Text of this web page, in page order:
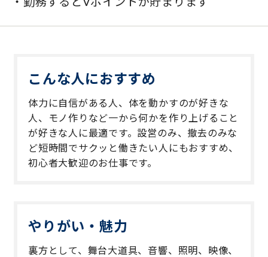
こんな人におすすめ
体力に自信がある人、体を動かすのが好きな
人、モノ作りなど一から何かを作り上げること
が好きな人に最適です。設営のみ、撤去のみな
ど短時間でサクッと働きたい人にもおすすめ、
初心者大歓迎のお仕事です。
やりがい・魅力
裏方として、舞台大道具、音響、照明、映像、